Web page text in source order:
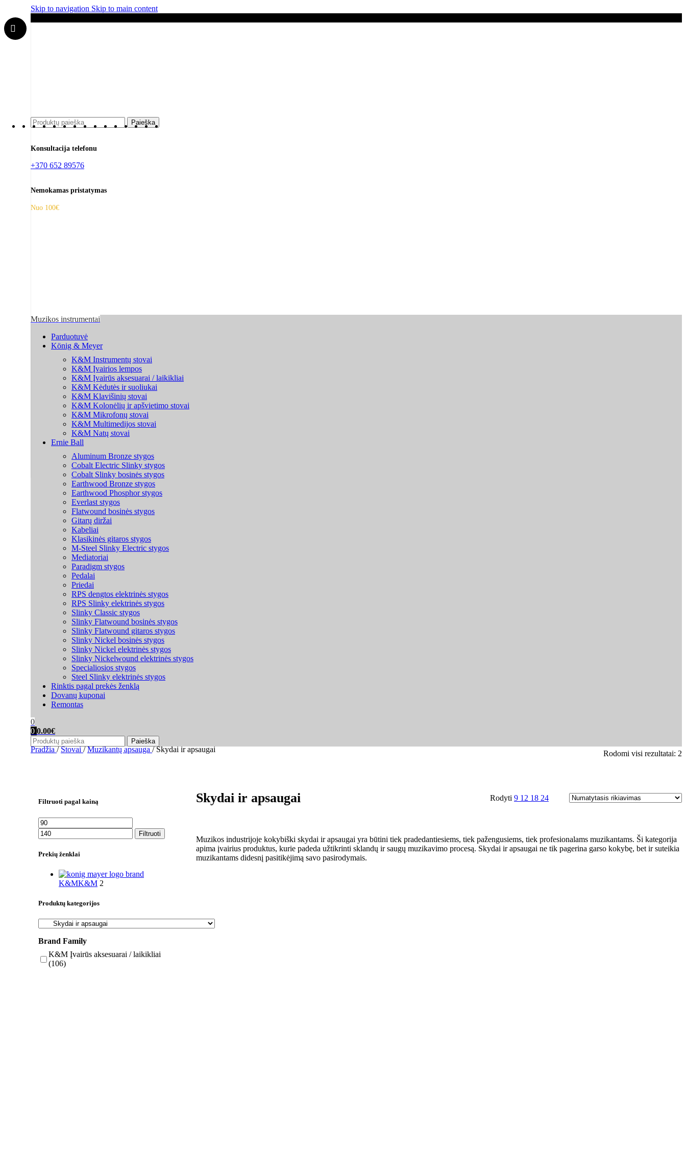
Skip to navigation Skip to main content
Konsultacija telefonu
📦 Nemokamas pristatymas nuo 100€ 🎸 Žinomiausi prekių ženklai 📞 Konsultacija telefonu
Paieška
Konsultacija telefonu
+370 652 89576
Nemokamas pristatymas
Nuo 100€
Muzikos instrumentai
Parduotuvė
König & Meyer
K&M Instrumentų stovai
K&M Įvairios lempos
K&M Įvairūs aksesuarai / laikikliai
K&M Kėdutės ir suoliukai
K&M Klavišinių stovai
K&M Kolonėlių ir apšvietimo stovai
K&M Mikrofonų stovai
K&M Multimedijos stovai
K&M Natų stovai
Ernie Ball
Aluminum Bronze stygos
Cobalt Electric Slinky stygos
Cobalt Slinky bosinės stygos
Earthwood Bronze stygos
Earthwood Phosphor stygos
Everlast stygos
Flatwound bosinės stygos
Gitarų diržai
Kabeliai
Klasikinės gitaros stygos
M-Steel Slinky Electric stygos
Mediatoriai
Paradigm stygos
Pedalai
Priedai
RPS dengtos elektrinės stygos
RPS Slinky elektrinės stygos
Slinky Classic stygos
Slinky Flatwound bosinės stygos
Slinky Flatwound gitaros stygos
Slinky Nickel bosinės stygos
Slinky Nickel elektrinės stygos
Slinky Nickelwound elektrinės stygos
Specialiosios stygos
Steel Slinky elektrinės stygos
Rinktis pagal prekės ženklą
Dovanų kuponai
Remontas
0
0 0.00€
Paieška
Pradžia/ Stovai/ Muzikantų apsauga/ Skydai ir apsaugai Rodomi visi rezultatai: 2
Filtruoti pagal kainą
Min
kaina
kaina
Filtruoti
Prekių ženklai
K&MK&M 2
Produktų kategorijos
Brand Family
K&M Įvairūs aksesuarai / laikikliai
(106)
Skydai ir apsaugai Rodyti 9 12 18 24
Muzikos industrijoje kokybiški skydai ir apsaugai yra būtini tiek pradedantiesiems, tiek pažengusiems, tiek profesionalams muzikantams. Ši kategorija
apima įvairius produktus, kurie padeda užtikrinti sklandų ir saugų muzikavimo procesą. Skydai ir apsaugai ne tik pagerina garso kokybę, bet ir suteikia
muzikantams didesnį pasitikėjimą savo pasirodymais.